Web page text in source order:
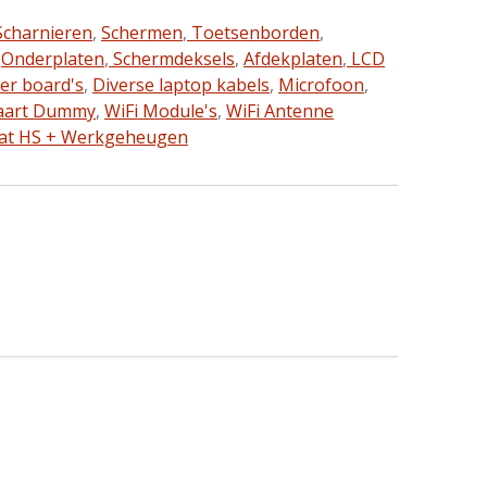
, Schermen, Toetsenborden,
Onderplaten, Schermdeksels, Afdekplaten, LCD
board's, Diverse laptop kabels, Microfoon,
Dummy, WiFi Module's, WiFi Antenne
HS + Werkgeheugen